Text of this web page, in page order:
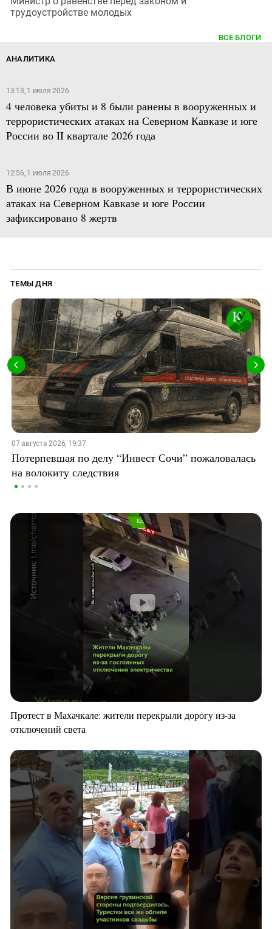
трудоустройстве молодых
ВСЕ БЛОГИ
АНАЛИТИКА
13:13, 1 июля 2026
4 человека убиты и 8 были ранены в вооруженных и
террористических атаках на Северном Кавказе и юге
России во II квартале 2026 года
12:56, 1 июля 2026
В июне 2026 года в вооруженных и террористических
атаках на Северном Кавказе и юге России
зафиксировано 8 жертв
ТЕМЫ ДНЯ
07 августа 2026, 19:37
Потерпевшая по делу “Инвест Сочи” пожаловалась
на волокиту следствия
Протест в Махачкале: жители перекрыли дорогу из-за
отключений света